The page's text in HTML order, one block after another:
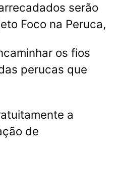
serão
Foco na Peruca,
os fios
perucas que
a
de